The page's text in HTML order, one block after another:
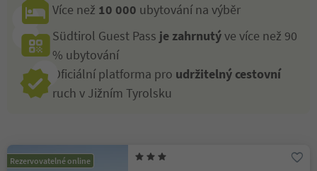
Více než 10 000 ubytování na výběr
Südtirol Guest Pass je zahrnutýve více než 90
% ubytování
Oficiální platforma pro udržitelný cestovní
ruch v Jižním Tyrolsku
Rezervovatelné online